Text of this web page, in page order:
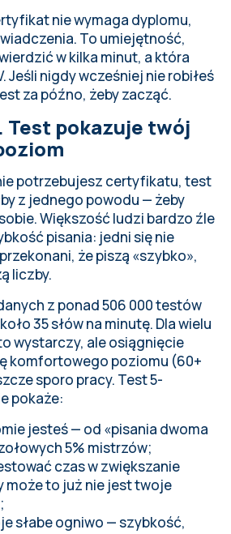
nie wymaga dyplomu,
To umiejętność,
w kilka minut, a która
Jeśli nigdy wcześniej nie robiłeś
za późno, żeby zacząć.
Test pokazuje twój
potrzebujesz certyfikatu, test
z jednego powodu — żeby
Większość ludzi bardzo źle
pisania: jedni się nie
że piszą «szybko»,
liczby.
z ponad 506 000 testów
35 słów na minutę. Dla wielu
wystarczy, ale osiągnięcie
komfortowego poziomu (60+
sporo pracy. Test 5-
pokaże:
jesteś — od «pisania dwoma
5% mistrzów;
czas w zwiększanie
może to już nie jest twoje
słabe ogniwo — szybkość,